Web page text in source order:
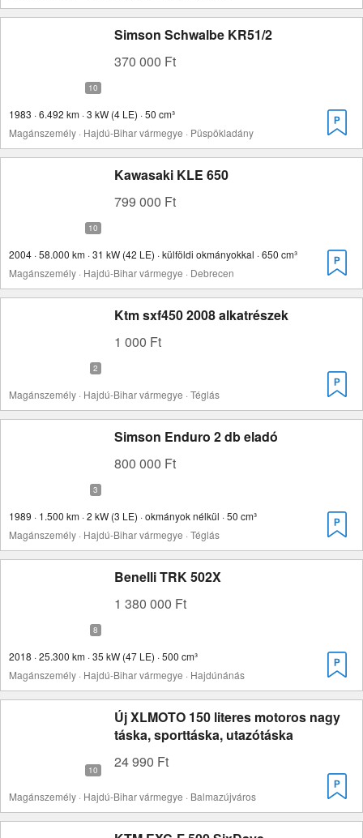
Simson Schwalbe KR51/2
370 000 Ft
1983 · 6.492 km · 3 kW (4 LE) · 50 cm³
Magánszemély · Hajdú-Bihar vármegye · Püspökladány
Kawasaki KLE 650
799 000 Ft
2004 · 58.000 km · 31 kW (42 LE) · külföldi okmányokkal · 650 cm³
Magánszemély · Hajdú-Bihar vármegye · Debrecen
Ktm sxf450 2008 alkatrészek
1 000 Ft
Magánszemély · Hajdú-Bihar vármegye · Téglás
Simson Enduro 2 db eladó
800 000 Ft
1989 · 1.500 km · 2 kW (3 LE) · okmányok nélkül · 50 cm³
Magánszemély · Hajdú-Bihar vármegye · Téglás
Benelli TRK 502X
1 380 000 Ft
2018 · 25.300 km · 35 kW (47 LE) · 500 cm³
Magánszemély · Hajdú-Bihar vármegye · Hajdúnánás
Új XLMOTO 150 literes motoros nagy
táska, sporttáska, utazótáska
24 990 Ft
Magánszemély · Hajdú-Bihar vármegye · Balmazújváros